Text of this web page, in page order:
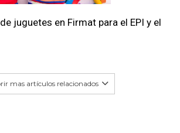
juguetes en Firmat para el EPI y el
mas artículos relacionados